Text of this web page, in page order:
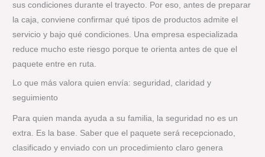
sus condiciones durante el trayecto. Por eso, antes de preparar
la caja, conviene confirmar qué tipos de productos admite el
servicio y bajo qué condiciones. Una empresa especializada
reduce mucho este riesgo porque te orienta antes de que el
paquete entre en ruta.
Lo que más valora quien envía: seguridad, claridad y
seguimiento
Para quien manda ayuda a su familia, la seguridad no es un
extra. Es la base. Saber que el paquete será recepcionado,
clasificado y enviado con un procedimiento claro genera